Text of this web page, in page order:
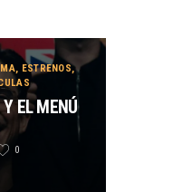
, ESTRENOS,
EL MENÚ
0